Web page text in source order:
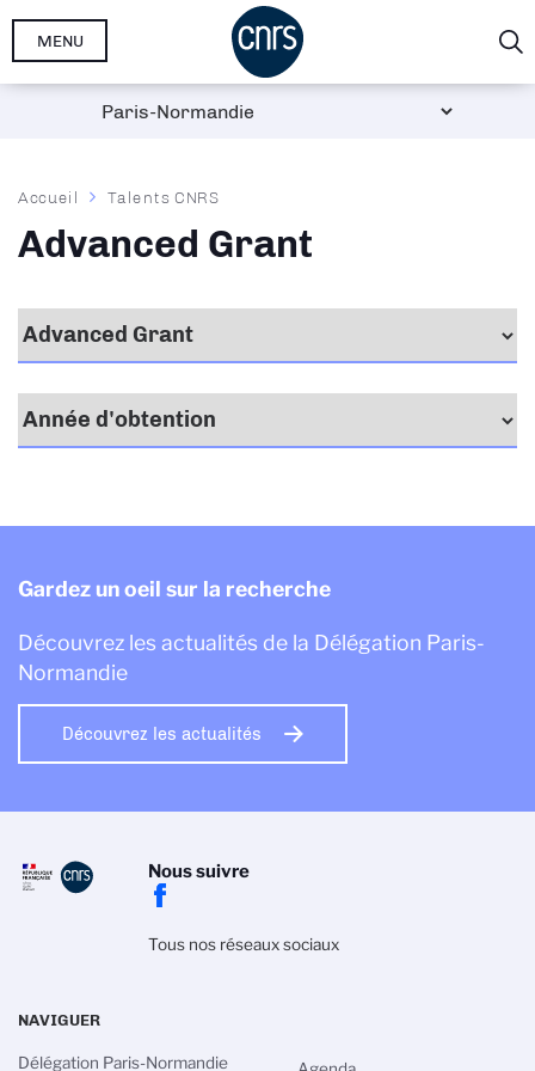
Aller
MENU
Fil
d'Ariane
Accueil Talents CNRS
Advanced Grant
Gardez un oeil sur la recherche
Découvrez les actualités de la Délégation Paris-
Normandie
Découvrez les actualités
Nous suivre
Tous nos réseaux sociaux
NAVIGUER
Délégation Paris-Normandie